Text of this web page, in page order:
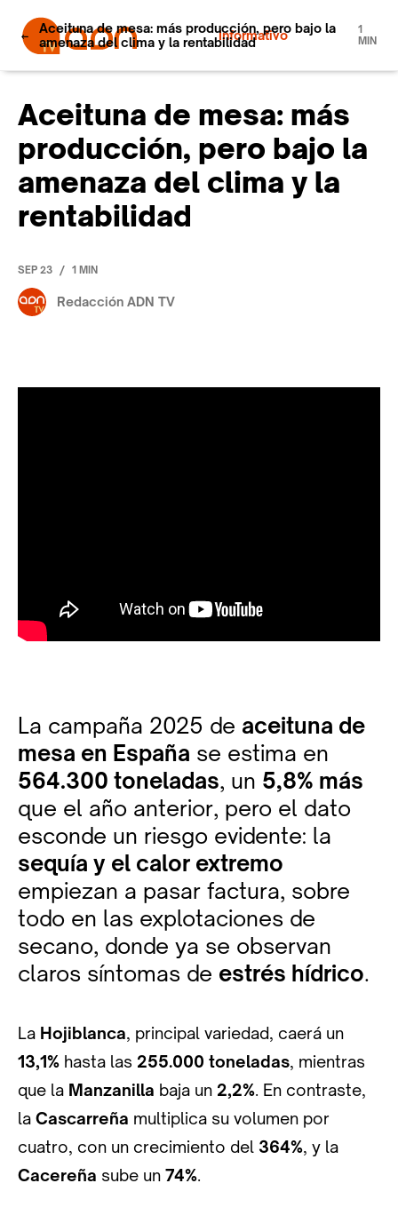
Informativo
Aceituna de mesa: más producción, pero bajo la
amenaza del clima y la rentabilidad
1
MIN
Aceituna de mesa: más
producción, pero bajo la
amenaza del clima y la
rentabilidad
SEP 23 / 1 MIN
Redacción ADN TV
La campaña 2025 de aceituna de
mesa en España se estima en
564.300 toneladas, un 5,8% más
que el año anterior, pero el dato
esconde un riesgo evidente: la
sequía y el calor extremo
empiezan a pasar factura, sobre
todo en las explotaciones de
secano, donde ya se observan
claros síntomas de estrés hídrico.
La Hojiblanca, principal variedad, caerá un
13,1% hasta las 255.000 toneladas, mientras
que la Manzanilla baja un 2,2%. En contraste,
la Cascarreña multiplica su volumen por
cuatro, con un crecimiento del 364%, y la
Cacereña sube un 74%.